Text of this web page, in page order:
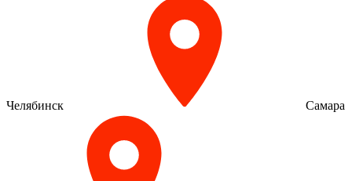
Челябинск Самара